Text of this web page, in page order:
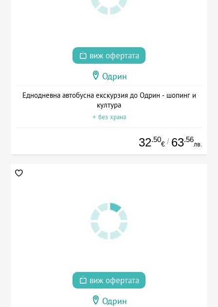
виж офертата
Одрин
Еднодневна автобусна екскурзия до Одрин - шопинг и
култура
+ без храна
32.50
€ / 63.56
лв.
виж офертата
Одрин